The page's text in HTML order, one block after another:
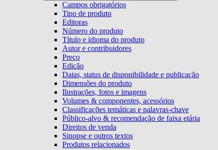
Campos obrigatórios
Tipo de produto
Editoras
Número do produto
Título e idioma do produto
Autor e contribuidores
Preço
Edição
Datas, status de disponibilidade e publicação
Dimensões do produto
Ilustrações, fotos e imagens
Volumes & componentes, acessórios
Classificações temáticas e palavras-chave
Público-alvo & recomendação de faixa etária
Direitos de venda
Sinopse e outros textos
Produtos relacionados